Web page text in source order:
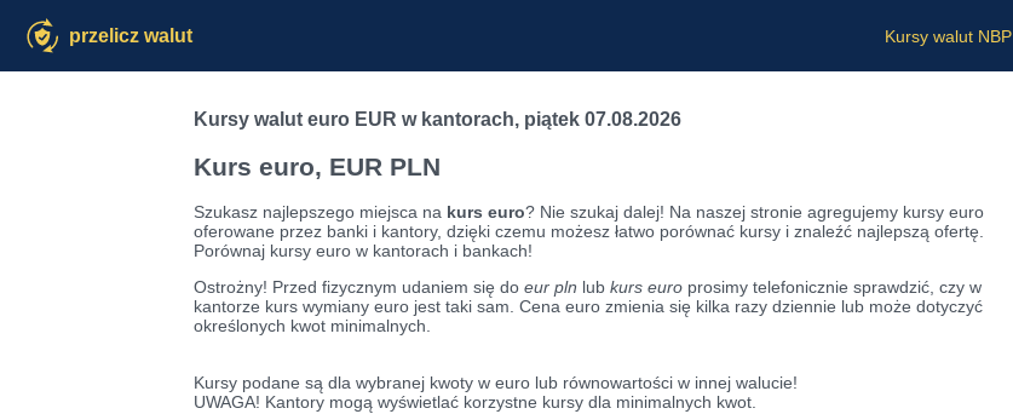
przelicz walut Kursy walut NBP
Kursy walut euro EUR w kantorach, piątek 07.08.2026
Kurs euro, EUR PLN
Szukasz najlepszego miejsca na kurs euro? Nie szukaj dalej! Na naszej stronie agregujemy kursy euro
oferowane przez banki i kantory, dzięki czemu możesz łatwo porównać kursy i znaleźć najlepszą ofertę.
Porównaj kursy euro w kantorach i bankach!
Ostrożny! Przed fizycznym udaniem się do eur pln lub kurs euro prosimy telefonicznie sprawdzić, czy w
kantorze kurs wymiany euro jest taki sam. Cena euro zmienia się kilka razy dziennie lub może dotyczyć
określonych kwot minimalnych.
Kursy podane są dla wybranej kwoty w euro lub równowartości w innej walucie!
UWAGA! Kantory mogą wyświetlać korzystne kursy dla minimalnych kwot.